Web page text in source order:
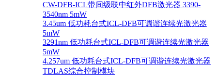
CW-DFB-ICL带间级联中红外DFB激光器 3390-
3540nm 5mW
3.45um 低功耗台式ICL-DFB可调谐连续光激光器
5mW
3291nm 低功耗台式ICL-DFB可调谐连续光激光器
5mW
4.257um 低功耗台式ICL-DFB可调谐连续光激光器
TDLAS综合控制模块